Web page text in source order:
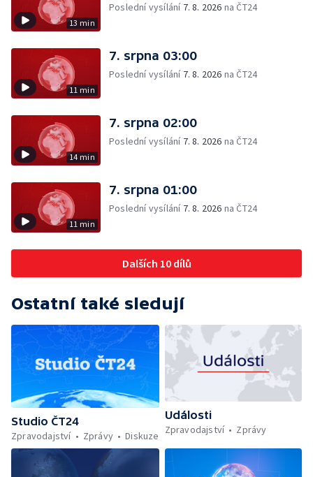
13 min
Poslední vysílání 7. 8. 2026 na ČT24
11 min
7. srpna 03:00
Poslední vysílání 7. 8. 2026 na ČT24
14 min
7. srpna 02:00
Poslední vysílání 7. 8. 2026 na ČT24
11 min
7. srpna 01:00
Poslední vysílání 7. 8. 2026 na ČT24
Dalších 10 dílů
Ostatní také sledují
Studio ČT24
Zpravodajství
Zprávy Diskuze
Události
Zpravodajství
Zprávy